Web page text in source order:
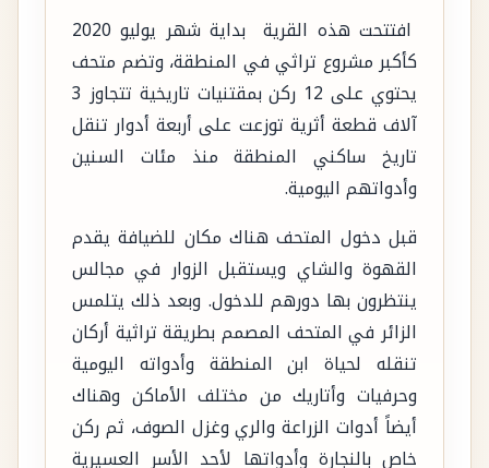
افتتحت هذه القرية بداية شهر يوليو 2020
كأكبر مشروع تراثي في المنطقة، وتضم متحف
يحتوي على 12 ركن بمقتنيات تاريخية تتجاوز 3
آلاف قطعة أثرية توزعت على أربعة أدوار تنقل
تاريخ ساكني المنطقة منذ مئات السنين
وأدواتهم اليومية.
قبل دخول المتحف هناك مكان للضيافة يقدم
القهوة والشاي ويستقبل الزوار في مجالس
ينتظرون بها دورهم للدخول. وبعد ذلك يتلمس
الزائر في المتحف المصمم بطريقة تراثية أركان
تنقله لحياة ابن المنطقة وأدواته اليومية
وحرفيات وأتاريك من مختلف الأماكن وهناك
أيضاً أدوات الزراعة والري وغزل الصوف، ثم ركن
خاص بالنجارة وأدواتها لأحد الأسر العسيرية